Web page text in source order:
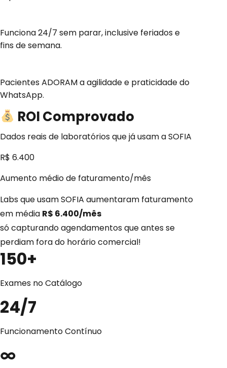
Funciona 24/7 sem parar, inclusive feriados e
fins de semana.
Pacientes ADORAM a agilidade e praticidade do
WhatsApp.
ROIComprovado
Dados reais de laboratórios que já usam a SOFIA
R$ 6.400
Aumento médio de faturamento/mês
Labs que usam SOFIA aumentaram faturamento
em média R$ 6.400/mês
só capturando agendamentos que antes se
perdiam fora do horário comercial!
150+
Exames no Catálogo
24/7
Funcionamento Contínuo
∞